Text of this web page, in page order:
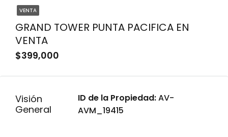
VENTA
GRAND TOWER PUNTA PACIFICA EN
VENTA
$399,000
Visión
General
ID de la Propiedad:AV-
AVM_19415